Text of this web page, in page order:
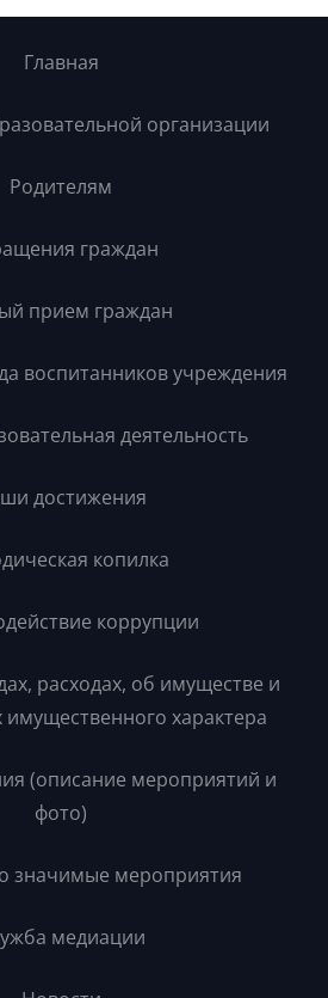
Главная
организации
Родителям
граждан
прием граждан
воспитанников учреждения
деятельность
достижения
копилка
коррупции
расходах, об имуществе и
имущественного характера
(описание мероприятий и
фото)
значимые мероприятия
медиации